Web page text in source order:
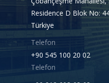
Residence D Blok No:
Türkiye
Telefon
+90 545 100 20 02
Telefon